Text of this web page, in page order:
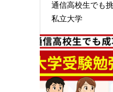
通信高校生でも
私立大学